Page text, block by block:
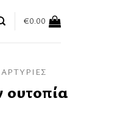
€0.00
ουτοπία